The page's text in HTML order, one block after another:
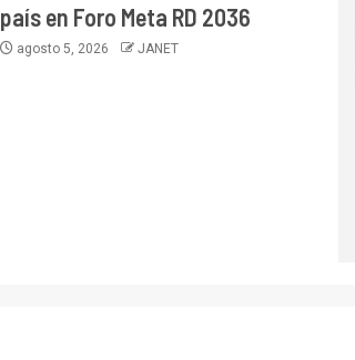
país en Foro Meta RD 2036
agosto 5, 2026 JANET